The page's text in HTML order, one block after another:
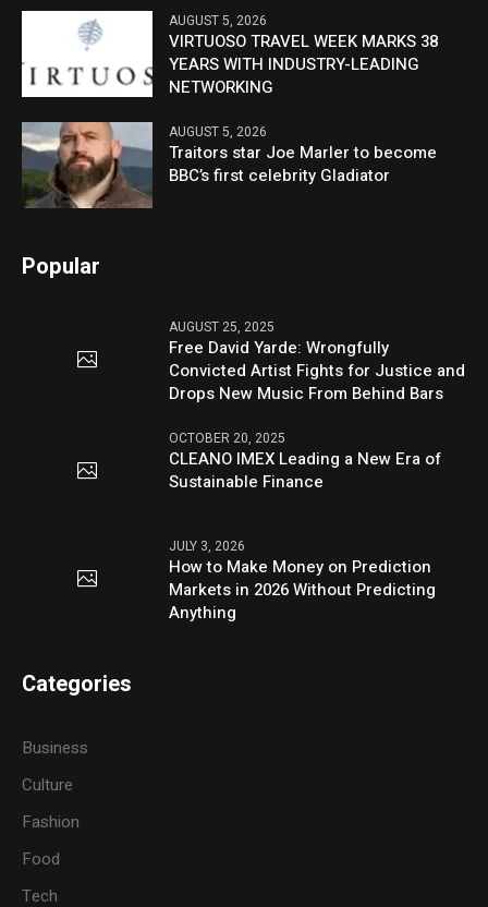
AUGUST 5, 2026
VIRTUOSO TRAVEL WEEK MARKS 38
YEARS WITH INDUSTRY-LEADING
NETWORKING
AUGUST 5, 2026
Traitors star Joe Marler to become
BBC’s first celebrity Gladiator
Popular
AUGUST 25, 2025
Free David Yarde: Wrongfully
Convicted Artist Fights for Justice and
Drops New Music From Behind Bars
OCTOBER 20, 2025
CLEANO IMEX Leading a New Era of
Sustainable Finance
JULY 3, 2026
How to Make Money on Prediction
Markets in 2026 Without Predicting
Anything
Categories
Business
Culture
Fashion
Food
Tech